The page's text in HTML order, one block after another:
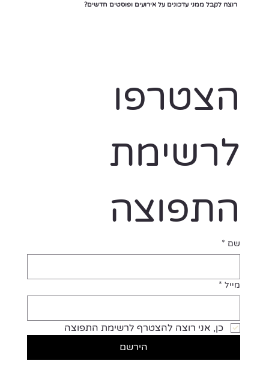
התפוצה
שם *
מייל *
כן, אני רוצה להצטרף לרשימת התפוצה
הירשם
רוצה לקבל ממני עדכונים על אירועים ופוסטים חדשים?